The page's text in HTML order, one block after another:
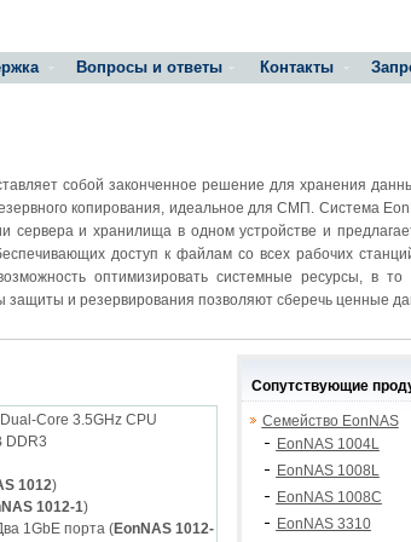
Вопросы и ответы Контакты
собой законченное решение для хранения
копирования, идеальное для СМП. Система
сервера и хранилища в одном устройстве и
доступ к файлам со всех рабочих
оптимизировать системные ресурсы, в то
защиты и резервирования позволяют сберечь ценные
Core 3.5GHz CPU
DDR3
1012)
1012-1)
1GbE порта (EonNAS 1012-
Сопутствующие
Семейство EonNAS
EonNAS 1004L
EonNAS 1008L
EonNAS 1008C
EonNAS 3310